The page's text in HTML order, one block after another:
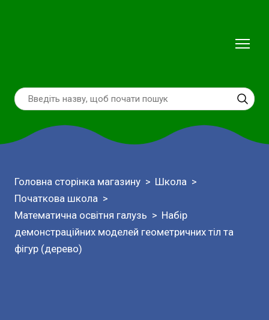
Головна сторінка магазину
Школа
Початкова школа
Математична освітня галузь
Набір
демонстраційних моделей геометричних тіл та
фігур (дерево)